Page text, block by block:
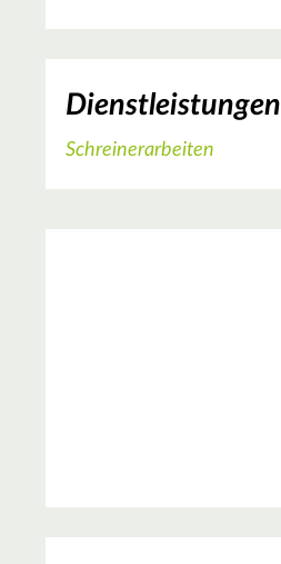
Dienstleistungen
Schreinerarbeiten